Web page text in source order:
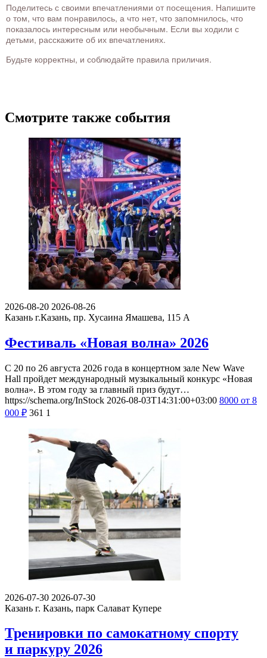
Поделитесь с своими впечатлениями от посещения. Напишите
о том, что вам понравилось, а что нет, что запомнилось, что
показалось интересным или необычным. Если вы ходили с
детьми, расскажите об их впечатлениях.
Будьте корректны, и соблюдайте правила приличия.
Смотрите также события
2026-08-20 2026-08-26
Казань г.Казань, пр. Хусаина Ямашева, 115 A
Фестиваль «Новая волна» 2026
С 20 по 26 августа 2026 года в концертном зале New Wave
Hall пройдет международный музыкальный конкурс «Новая
волна». В этом году за главный приз будут…
https://schema.org/InStock 2026-08-03T14:31:00+03:00 8000 от 8
000 ₽ 361 1
2026-07-30 2026-07-30
Казань г. Казань, парк Салават Купере
Тренировки по самокатному спорту
и паркуру 2026